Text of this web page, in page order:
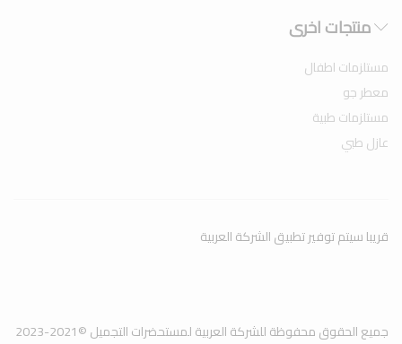
منتجات اخرى
مستلزمات اطفال
معطر جو
مستلزمات طبية
عازل طبي
جميع الحقوق محفوظة للشركة العربية لمستحضرات التجميل ©2021-2023
قريبا سيتم توفير تطبيق الشركة العربية